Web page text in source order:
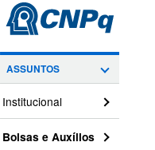
ASSUNTOS
Institucional
Bolsas e Auxílios